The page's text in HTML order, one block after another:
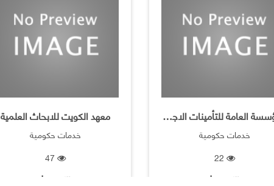
المؤسسة العامة للتأمينات الاجتماعية
خدمات حكومية
الكويت |
معهد الكويت للابحاث العلمية
خدمات حكومية
47
الكويت |